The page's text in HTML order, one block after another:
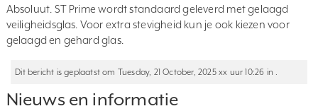
Absoluut. ST Prime wordt standaard geleverd met gelaagd
veiligheidsglas. Voor extra stevigheid kun je ook kiezen voor
gelaagd en gehard glas.
Dit bericht is geplaatst om Tuesday, 21 October, 2025 xx uur 10:26 in .
Nieuws en informatie